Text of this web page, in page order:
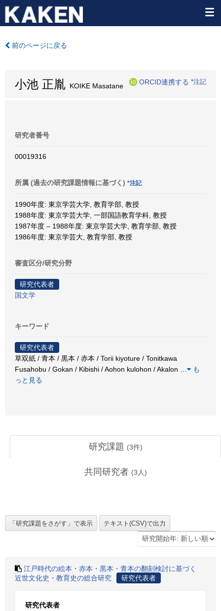
前のページに戻る
小池 正胤 KOIKE Masatane
ORCID連携する *注記
研究者番号
00019316
所属 (過去の研究課題情報に基づく) *注記
1990年度: 東京学芸大学, 教育学部, 教授
1988年度: 東京学芸大学, 一部国語教育学科, 教授
1987年度 – 1988年度: 東京学芸大学, 教育学部, 教授
1986年度: 東京学芸大, 教育学部, 教授
審査区分/研究分野
研究代表者
国文学
キーワード
研究代表者
草双紙 / 青本 / 黒本 / 赤本 / Torii kiyoture / Tonitkawa
Fusahobu / Gokan / Kibishi / Aohon kulohon / Akalon
も
っと見る
研究課題 (3件)
共同研究者 (3 人)
江戸時代の絵本・赤本・黒本・青本の翻刻検討に基づく
近世文化史・教育史の総合研究
研究代表者
研究代表者